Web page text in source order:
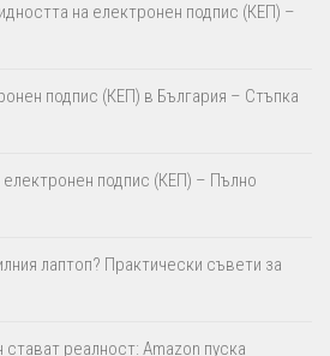
на електронен подпис (КЕП) –
подпис (КЕП) в България – Стъпка
електронен подпис (КЕП) – Пълно
лаптоп? Практически съвети за
реалност: Amazon пуска